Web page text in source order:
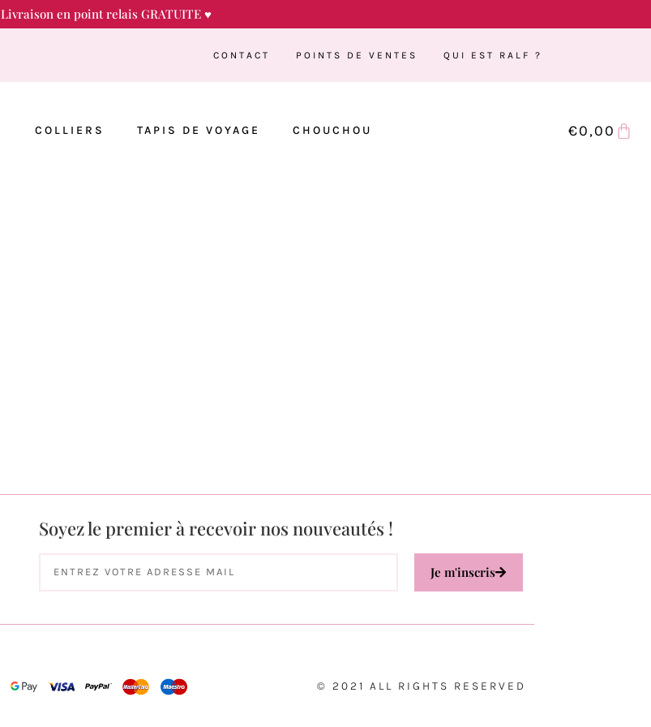
Livraison en point relais GRATUITE ♥
CONTACT POINTS DE VENTES QUI EST RALF ?
COLLIERS TAPIS DE VOYAGE CHOUCHOU €0,00
Soyez le premier à recevoir nos nouveautés !
Je m'inscris
© 2021 ALL RIGHTS RESERVED